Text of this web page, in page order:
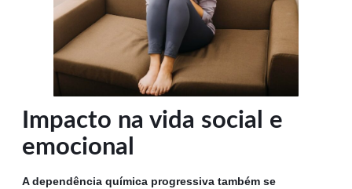
Impacto na vida social e
emocional
A dependência química progressiva também se